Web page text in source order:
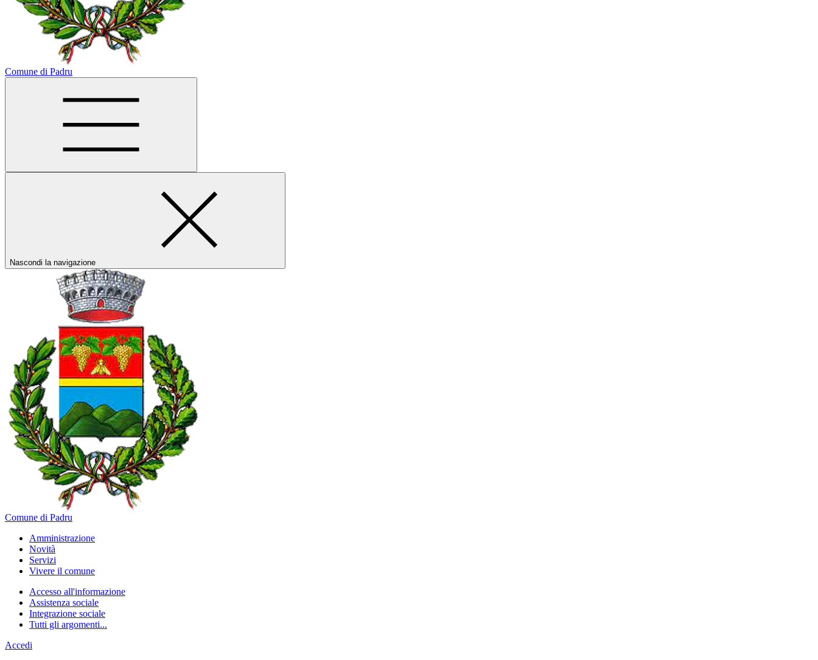
Comune di Padru
Nascondi la navigazione
Comune di Padru
Amministrazione
Novità
Servizi
Vivere il comune
Accesso all'informazione
Assistenza sociale
Integrazione sociale
Tutti gli argomenti...
Accedi